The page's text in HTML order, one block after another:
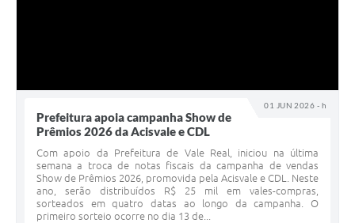
01 JUN 2026 - h
Prefeitura apoia campanha Show de
Prêmios 2026 da Acisvale e CDL
Com apoio da Prefeitura de Vale Real, iniciou na última
semana a troca de notas fiscais da campanha de vendas
Show de Prêmios 2026, promovida pela Acisvale e CDL. Neste
ano, serão distribuídos R$ 25 mil em vales-compras,
sorteados em quatro datas ao longo da campanha. O
primeiro sorteio ocorre no dia 13 de...